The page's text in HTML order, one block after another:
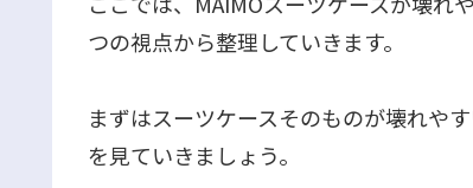
つの視点から整理していきます。
まずはスーツケースそのものが壊れや
を見ていきましょう。